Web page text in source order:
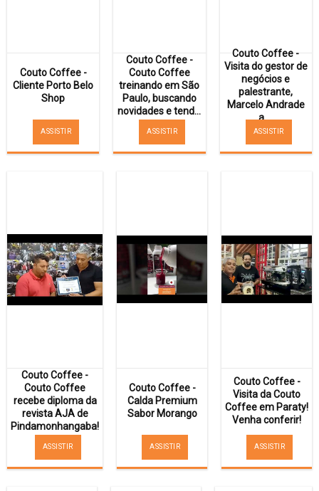
Couto Coffee -
Cliente Porto Belo
Shop
ASSISTIR
Couto Coffee -
Couto Coffee
treinando em São
Paulo, buscando
novidades e tend...
ASSISTIR
Couto Coffee -
Visita do gestor de
negócios e
palestrante,
Marcelo Andrade
a ...
ASSISTIR
Couto Coffee -
Couto Coffee
recebe diploma da
revista AJA de
Pindamonhangaba!
ASSISTIR
Couto Coffee -
Calda Premium
Sabor Morango
ASSISTIR
Couto Coffee -
Visita da Couto
Coffee em Paraty!
Venha conferir!
ASSISTIR